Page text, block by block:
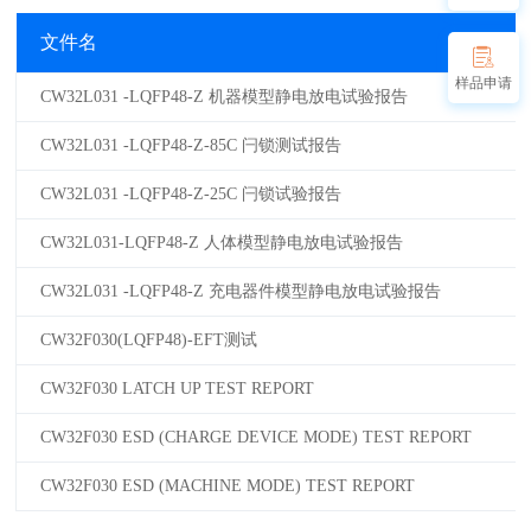
文件名
CW32L031 -LQFP48-Z 机器模型静电放电试验报告
CW32L031 -LQFP48-Z-85C 闩锁测试报告
CW32L031 -LQFP48-Z-25C 闩锁试验报告
CW32L031-LQFP48-Z 人体模型静电放电试验报告
CW32L031 -LQFP48-Z 充电器件模型静电放电试验报告
CW32F030(LQFP48)-EFT测试
CW32F030 LATCH UP TEST REPORT
CW32F030 ESD (CHARGE DEVICE MODE) TEST REPORT
CW32F030 ESD (MACHINE MODE) TEST REPORT
样品申请